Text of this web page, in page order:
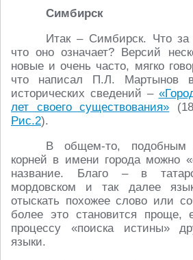
Симбирск
Итак – Симбирск. Что за
что оно означает? Версий
новые и очень часто, мягко
что написал П.Л. Мартынов
исторических сведений –
лет своего существования»
Рис.2).
В общем-то, подобным
корней в имени города можно
название. Благо – в
мордовском и так далее
отыскать похожее слово или
более это становится проще,
процессу «поиска истины»
языки.